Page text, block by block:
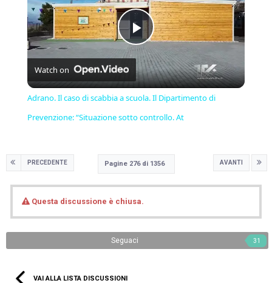
Play
Video
Watch on
Adrano. Il caso di scabbia a scuola. Il Dipartimento di
Prevenzione: “Situazione sotto controllo. At
PRECEDENTE AVANTI
Pagine 276 di 1356
Questa discussione è chiusa.
Seguaci 31
VAI ALLA LISTA DISCUSSIONI